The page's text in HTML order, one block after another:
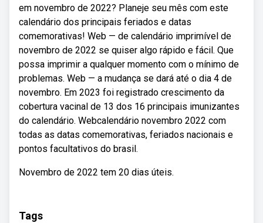
em novembro de 2022? Planeje seu mês com este
calendário dos principais feriados e datas
comemorativas! Web — de calendário imprimível de
novembro de 2022 se quiser algo rápido e fácil. Que
possa imprimir a qualquer momento com o mínimo de
problemas. Web — a mudança se dará até o dia 4 de
novembro. Em 2023 foi registrado crescimento da
cobertura vacinal de 13 dos 16 principais imunizantes
do calendário. Webcalendário novembro 2022 com
todas as datas comemorativas, feriados nacionais e
pontos facultativos do brasil.
Novembro de 2022 tem 20 dias úteis.
Tags